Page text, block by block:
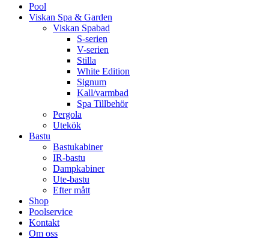
Pool
Viskan Spa & Garden
Viskan Spabad
S-serien
V-serien
Stilla
White Edition
Signum
Kall/varmbad
Spa Tillbehör
Pergola
Utekök
Bastu
Bastukabiner
IR-bastu
Dampkabiner
Ute-bastu
Efter mått
Shop
Poolservice
Kontakt
Om oss